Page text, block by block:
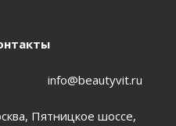
info@beautyvit.ru
Пятницкое шоссе,